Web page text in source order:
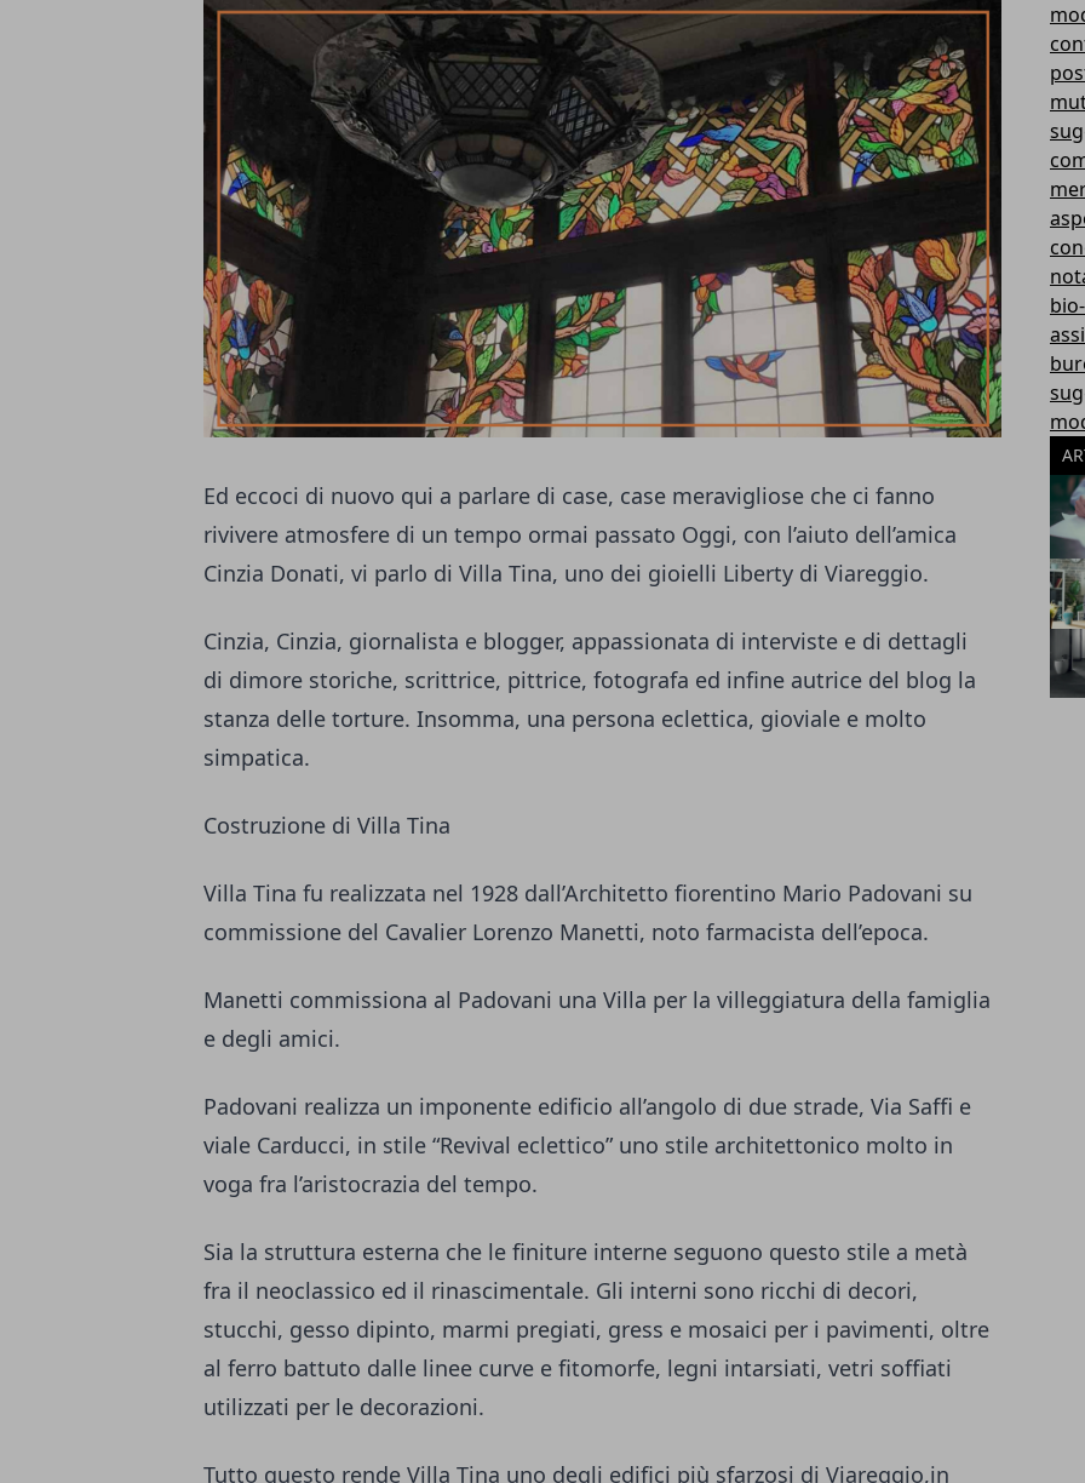
Ed eccoci di nuovo qui a parlare di case, case meravigliose che ci fanno
rivivere atmosfere di un tempo ormai passato Oggi, con l’aiuto dell’amica
Cinzia Donati, vi parlo di Villa Tina, uno dei gioielli Liberty di Viareggio.
Cinzia, Cinzia, giornalista e blogger, appassionata di interviste e di dettagli
di dimore storiche, scrittrice, pittrice, fotografa ed infine autrice del blog la
stanza delle torture. Insomma, una persona eclettica, gioviale e molto
simpatica.
Costruzione di Villa Tina
Villa Tina fu realizzata nel 1928 dall’Architetto fiorentino Mario Padovani su
commissione del Cavalier Lorenzo Manetti, noto farmacista dell’epoca.
Manetti commissiona al Padovani una Villa per la villeggiatura della famiglia
e degli amici.
Padovani realizza un imponente edificio all’angolo di due strade, Via Saffi e
viale Carducci, in stile “Revival eclettico” uno stile architettonico molto in
voga fra l’aristocrazia del tempo.
Sia la struttura esterna che le finiture interne seguono questo stile a metà
fra il neoclassico ed il rinascimentale. Gli interni sono ricchi di decori,
stucchi, gesso dipinto, marmi pregiati, gress e mosaici per i pavimenti, oltre
al ferro battuto dalle linee curve e fitomorfe, legni intarsiati, vetri soffiati
utilizzati per le decorazioni.
Tutto questo rende Villa Tina uno degli edifici più sfarzosi di Viareggio,in